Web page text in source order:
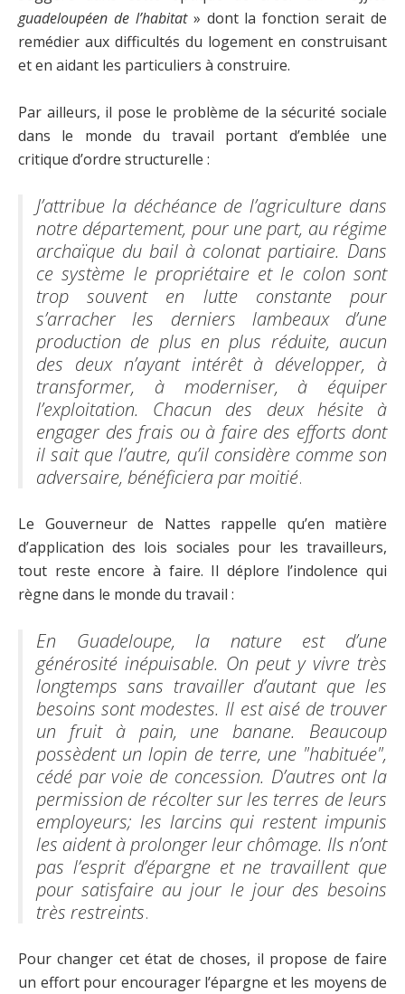
guadeloupéen de l’habitat» dont la fonction serait de
remédier aux difficultés du logement en construisant
et en aidant les particuliers à construire.
Par ailleurs, il pose le problème de la sécurité sociale
dans le monde du travail portant d’emblée une
critique d’ordre structurelle :
J’attribue la déchéance de l’agriculture dans
notre département, pour une part, au régime
archaïque du bail à colonat partiaire. Dans
ce système le propriétaire et le colon sont
trop souvent en lutte constante pour
s’arracher les derniers lambeaux d’une
production de plus en plus réduite, aucun
des deux n’ayant intérêt à développer, à
transformer, à moderniser, à équiper
l’exploitation. Chacun des deux hésite à
engager des frais ou à faire des efforts dont
il sait que l’autre, qu’il considère comme son
adversaire, bénéficiera par moitié.
Le Gouverneur de Nattes rappelle qu’en matière
d’application des lois sociales pour les travailleurs,
tout reste encore à faire. Il déplore l’indolence qui
règne dans le monde du travail :
En Guadeloupe, la nature est d’une
générosité inépuisable. On peut y vivre très
longtemps sans travailler d’autant que les
besoins sont modestes. Il est aisé de trouver
un fruit à pain, une banane. Beaucoup
possèdent un lopin de terre, une "habituée",
cédé par voie de concession. D’autres ont la
permission de récolter sur les terres de leurs
employeurs; les larcins qui restent impunis
les aident à prolonger leur chômage. Ils n’ont
pas l’esprit d’épargne et ne travaillent que
pour satisfaire au jour le jour des besoins
très restreints.
Pour changer cet état de choses, il propose de faire
un effort pour encourager l’épargne et les moyens de